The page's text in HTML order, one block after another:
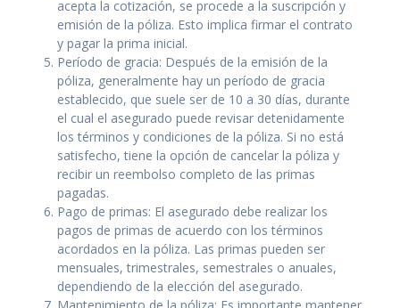
acepta la cotización, se procede a la suscripción y
emisión de la póliza. Esto implica firmar el contrato
y pagar la prima inicial.
Período de gracia: Después de la emisión de la
póliza, generalmente hay un período de gracia
establecido, que suele ser de 10 a 30 días, durante
el cual el asegurado puede revisar detenidamente
los términos y condiciones de la póliza. Si no está
satisfecho, tiene la opción de cancelar la póliza y
recibir un reembolso completo de las primas
pagadas.
Pago de primas: El asegurado debe realizar los
pagos de primas de acuerdo con los términos
acordados en la póliza. Las primas pueden ser
mensuales, trimestrales, semestrales o anuales,
dependiendo de la elección del asegurado.